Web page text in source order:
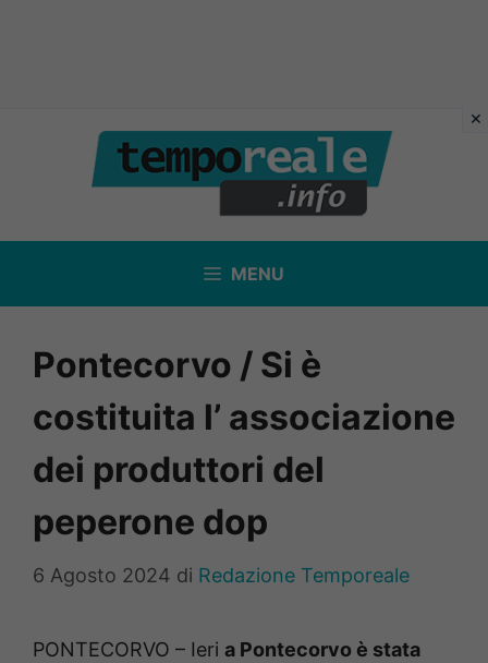
contenuto
MENU
Pontecorvo / Si è
costituita l’ associazione
dei produttori del
peperone dop
6 Agosto 2024 di Redazione Temporeale
PONTECORVO – Ieri a Pontecorvo è stata